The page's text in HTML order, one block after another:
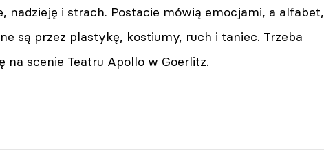
nadzieję i strach. Postacie mówią emocjami, a alfabet,
są przez plastykę, kostiumy, ruch i taniec. Trzeba
na scenie Teatru Apollo w Goerlitz.